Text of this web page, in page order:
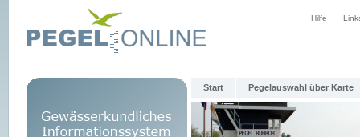
Hilfe
Start Pegelauswahl über Karte